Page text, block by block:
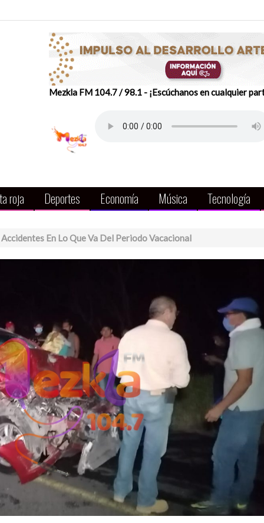
Mezkla FM 104.7 / 98.1 - ¡Escúchanos en cualquier
roja Deportes Economía Música Tecnología
En Lo Que Va Del Periodo Vacacional